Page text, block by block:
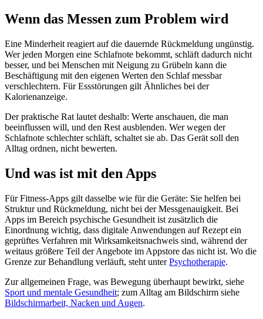
Wenn das Messen zum Problem wird
Eine Minderheit reagiert auf die dauernde Rückmeldung ungünstig.
Wer jeden Morgen eine Schlafnote bekommt, schläft dadurch nicht
besser, und bei Menschen mit Neigung zu Grübeln kann die
Beschäftigung mit den eigenen Werten den Schlaf messbar
verschlechtern. Für Essstörungen gilt Ähnliches bei der
Kalorienanzeige.
Der praktische Rat lautet deshalb: Werte anschauen, die man
beeinflussen will, und den Rest ausblenden. Wer wegen der
Schlafnote schlechter schläft, schaltet sie ab. Das Gerät soll den
Alltag ordnen, nicht bewerten.
Und was ist mit den Apps
Für Fitness-Apps gilt dasselbe wie für die Geräte: Sie helfen bei
Struktur und Rückmeldung, nicht bei der Messgenauigkeit. Bei
Apps im Bereich psychische Gesundheit ist zusätzlich die
Einordnung wichtig, dass digitale Anwendungen auf Rezept ein
geprüftes Verfahren mit Wirksamkeitsnachweis sind, während der
weitaus größere Teil der Angebote im Appstore das nicht ist. Wo die
Grenze zur Behandlung verläuft, steht unterPsychotherapie.
Zur allgemeinen Frage, was Bewegung überhaupt bewirkt, siehe
Sport und mentale Gesundheit; zum Alltag am Bildschirm siehe
Bildschirmarbeit, Nacken und Augen.